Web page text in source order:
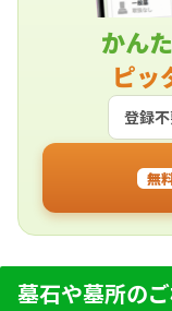
かん
ピッ
登録
無
墓石や墓所の